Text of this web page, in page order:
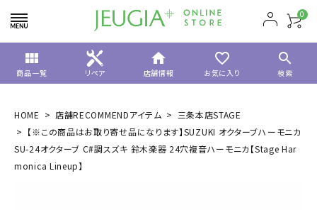
0
view_module
商品一覧 リペア
home
店舗情報
favorite_border
お気に入り
search
検索
HOME 店舗RECOMMENDアイテム
三条本店STAGE
【※この商品はお取り寄せ品になります】SUZUKI オクターブハーモニカ
SU-24オクターブ C#調スズキ 鈴木楽器 24穴複音ハーモニカ【Stage Har
monica Lineup】